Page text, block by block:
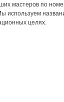
мастеров по
используем
целях.